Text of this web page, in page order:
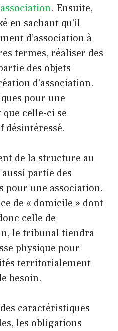
. Ensuite,
en sachant qu’il
d’association à
termes, réaliser des
des objets
d’association.
pour une
celle-ci se
désintéressé.
de la structure au
partie des
pour une association.
de « domicile » dont
celle de
le tribunal tiendra
physique pour
territorialement
besoin.
caractéristiques
les obligations